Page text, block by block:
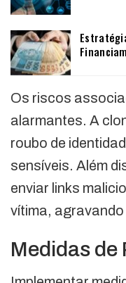
Os riscos
alarmantes. A
roubo de
sensíveis. Além
enviar links
vítima,
Medidas de